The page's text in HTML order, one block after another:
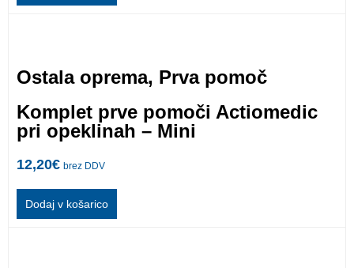
Ostala oprema, Prva pomoč
Komplet prve pomoči Actiomedic
pri opeklinah – Mini
12,20€ brez DDV
Dodaj v košarico